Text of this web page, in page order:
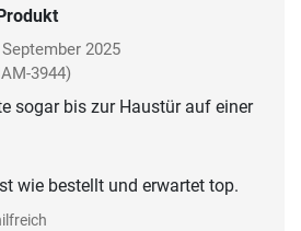
September 2025
3944)
sogar bis zur Haustür auf einer
wie bestellt und erwartet top.